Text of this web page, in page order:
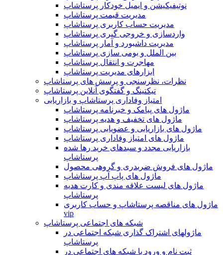
نوتیفیکیشن و ایمیل خودکار پرستاشاپ
مدیریت قیمت پرستاشاپ
مدیریت حساب کاربری پرستاشاپ
واردسازی و خروجی گیری پرستاشاپ
مدیریت داشبورد و آمار پرستاشاپ
بین الملل و بومی سازی پرستاشاپ
مهاجرت و انتقال پرستاشاپ
ابزارهای مدیریت پرستاشاپ
نظرات، نظرسنجی و پرسش های پرستاشاپ
تیکتینگ و گفتگوی آنلاین پرستاشاپ
امتیاز وفاداری پرستاشاپ و بازاریابی
ماژول های پیامک و خبرنامه پرستاشاپ
ماژول های تخفیف و هدیه پرستاشاپ
ماژول های بازاریابی و عضویابی پرستاشاپ
ماژول های امتیاز وفاداری پرستاشاپ
بازاریابی مجدد و سبدهای خرید رها شده
پرستاشاپ
ماژول های فروش ضربدری و گروهی محصول
ماژول های پاپ آپ پرستاشاپ
ماژول های لیست علاقه مندی و کارت هدیه
پرستاشاپ
ماژول های مناقصه پرستاشاپ و حساب کاربری
vip
شبکه های اجتماعی پرستاشاپ
ماژولهای اشتراک‌ گذاری شبکه اجتماعی در
پرستاشاپ
ثبت نام و ورود با شبکه های اجتماعی در